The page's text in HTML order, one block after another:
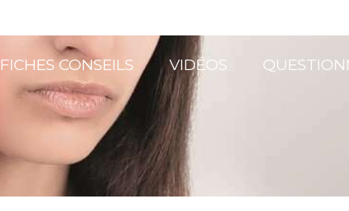
FICHES CONSEILS VIDÉOS